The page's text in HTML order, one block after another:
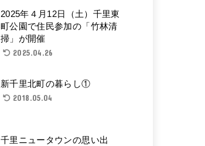
2025年４月12日（土）千里東
町公園で住民参加の「竹林清
掃」が開催
2025.04.26
新千里北町の暮らし①
2018.05.04
千里ニュータウンの思い出